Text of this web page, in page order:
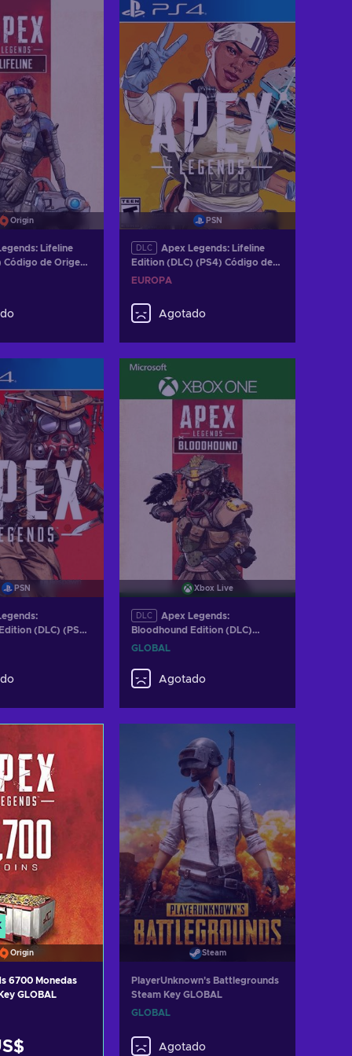
ofertas Ver ofertas
Origin
Lifeline
Código de Origen
PSN
DLC
Apex Legends: Lifeline
Edition (DLC) (PS4) Código de
PSN EUROPE
EUROPA
Agotado
PSN
(DLC) (PS4)
Xbox Live
DLC
Apex Legends:
Bloodhound Edition (DLC)
Código de (Xbox One) Xbox
GLOBAL
Agotado
Origin
6700 Monedas
GLOBAL
Steam
PlayerUnknown's Battlegrounds
Steam Key GLOBAL
GLOBAL
Agotado